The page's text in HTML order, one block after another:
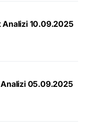
Analizi 10.09.2025
05.09.2025